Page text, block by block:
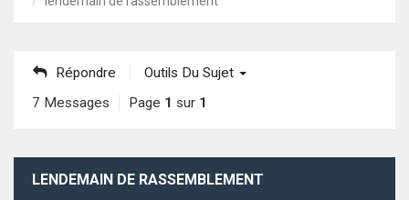
Répondre
Outils Du Sujet
7 Messages
Page 1 sur 1
LENDEMAIN DE RASSEMBLEMENT